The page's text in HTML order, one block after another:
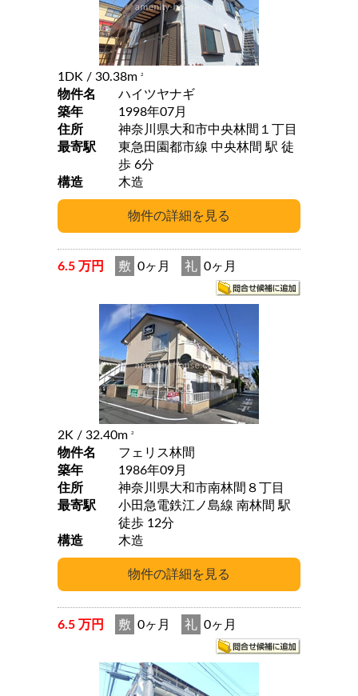
1DK / 30.38m 2
物件名
ハイツヤナギ
築年
1998年07月
住所
神奈川県大和市中央林間１丁目
最寄駅
東急田園都市線 中央林間 駅 徒
歩 6分
構造
木造
6.5 万円 敷 0ヶ月 礼 0ヶ月
2K / 32.40m 2
物件名
フェリス林間
築年
1986年09月
住所
神奈川県大和市南林間８丁目
最寄駅
小田急電鉄江ノ島線 南林間 駅
徒歩 12分
構造
木造
6.5 万円 敷 0ヶ月 礼 0ヶ月